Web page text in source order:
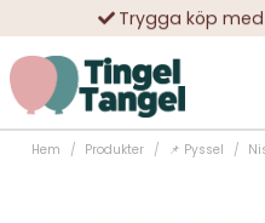
Trygga köp med
10 000-tals
Hem Produkter 📌 Pyssel